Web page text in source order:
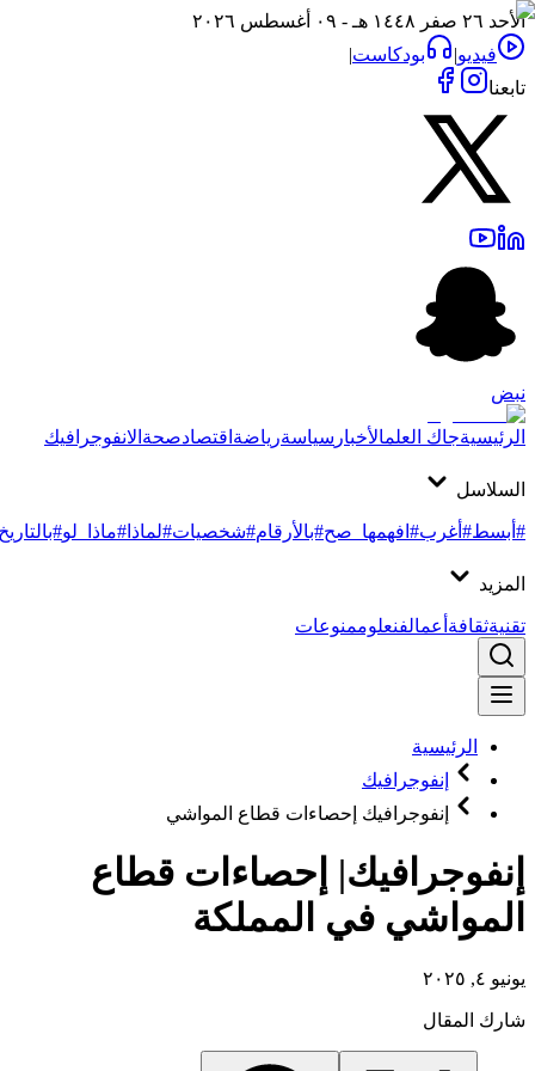
الأحد ٢٦ صفر ١٤٤٨ هـ - ٠٩ أغسطس ٢٠٢٦
فيديو| بودكاست|
تابعنا
نبض
الرئيسيةجاك العلمالأخبار سياسةرياضةاقتصادصحةالانفوجرافيك
السلاسل
#أبسط#أغرب#افهمها_صح#بالأرقام#شخصيات#لماذا #ماذا_لو#بالتاريخ
المزيد
تقنيةثقافةأعمالفنعلوممنوعات
الرئيسية
إنفوجرافيك
إنفوجرافيك إحصاءات قطاع المواشي
إنفوجرافيك| إحصاءات قطاع
المواشي في المملكة
يونيو ٤, ٢٠٢٥
شارك المقال